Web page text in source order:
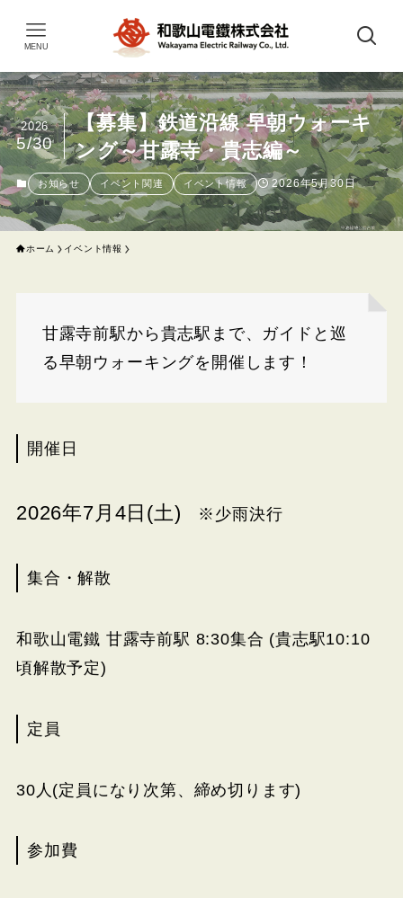
MENU
【募集】鉄道沿線 早朝ウォーキ
ング～甘露寺・貴志編～
2026
5/30
お知らせ イベント関連 イベント情報 2026年5月30日
ホーム イベント情報
甘露寺前駅から貴志駅まで、ガイドと巡
る早朝ウォーキングを開催します！
開催日
2026年7月4日(土) ※少雨決行
集合・解散
和歌山電鐵 甘露寺前駅 8:30集合 (貴志駅10:10
頃解散予定)
定員
30人(定員になり次第、締め切ります)
参加費